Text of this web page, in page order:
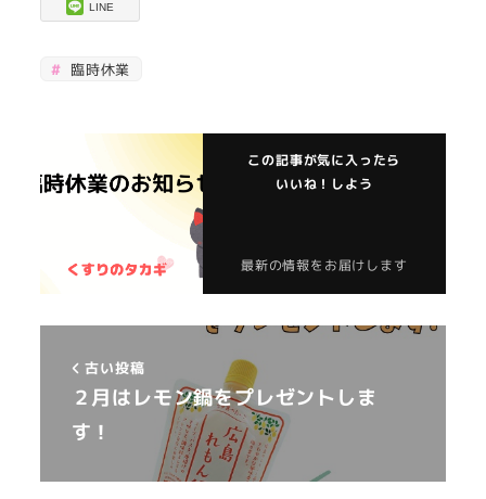
LINE
臨時休業
この記事が気に入ったら
いいね！しよう
最新の情報をお届けします
古い投稿
２月はレモン鍋をプレゼントしま
す！